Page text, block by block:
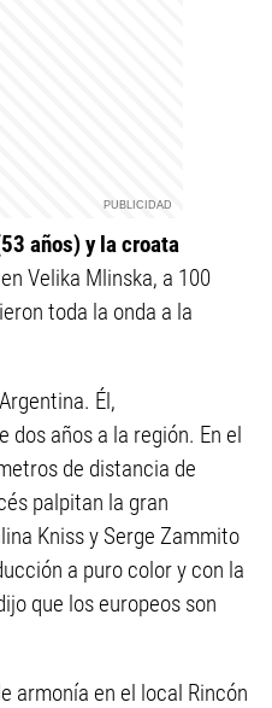
años) y la croata
Velika Mlinska, a 100
toda la onda a la
Él,
años a la región. En el
de distancia de
palpitan la gran
Kniss y Serge Zammito
a puro color y con la
que los europeos son
armonía en el local Rincón